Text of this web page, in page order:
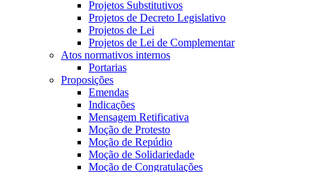
Projetos Substitutivos
Projetos de Decreto Legislativo
Projetos de Lei
Projetos de Lei de Complementar
Atos normativos internos
Portarias
Proposições
Emendas
Indicações
Mensagem Retificativa
Moção de Protesto
Moção de Repúdio
Moção de Solidariedade
Moção de Congratulações